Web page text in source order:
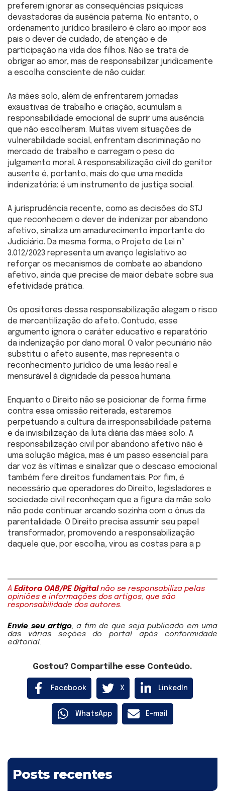
preferem ignorar as consequências psíquicas
devastadoras da ausência paterna. No entanto, o
ordenamento jurídico brasileiro é claro ao impor aos
pais o dever de cuidado, de atenção e de
participação na vida dos filhos. Não se trata de
obrigar ao amor, mas de responsabilizar juridicamente
a escolha consciente de não cuidar.
As mães solo, além de enfrentarem jornadas
exaustivas de trabalho e criação, acumulam a
responsabilidade emocional de suprir uma ausência
que não escolheram. Muitas vivem situações de
vulnerabilidade social, enfrentam discriminação no
mercado de trabalho e carregam o peso do
julgamento moral. A responsabilização civil do genitor
ausente é, portanto, mais do que uma medida
indenizatória: é um instrumento de justiça social.
A jurisprudência recente, como as decisões do STJ
que reconhecem o dever de indenizar por abandono
afetivo, sinaliza um amadurecimento importante do
Judiciário. Da mesma forma, o Projeto de Lei nº
3.012/2023 representa um avanço legislativo ao
reforçar os mecanismos de combate ao abandono
afetivo, ainda que precise de maior debate sobre sua
efetividade prática.
Os opositores dessa responsabilização alegam o risco
de mercantilização do afeto. Contudo, esse
argumento ignora o caráter educativo e reparatório
da indenização por dano moral. O valor pecuniário não
substitui o afeto ausente, mas representa o
reconhecimento jurídico de uma lesão real e
mensurável à dignidade da pessoa humana.
Enquanto o Direito não se posicionar de forma firme
contra essa omissão reiterada, estaremos
perpetuando a cultura da irresponsabilidade paterna
e da invisibilização da luta diária das mães solo. A
responsabilização civil por abandono afetivo não é
uma solução mágica, mas é um passo essencial para
dar voz às vítimas e sinalizar que o descaso emocional
também fere direitos fundamentais. Por fim, é
necessário que operadores do Direito, legisladores e
sociedade civil reconheçam que a figura da mãe solo
não pode continuar arcando sozinha com o ônus da
parentalidade. O Direito precisa assumir seu papel
transformador, promovendo a responsabilização
daquele que, por escolha, virou as costas para a p
A Editora OAB/PE Digitalnão se responsabiliza pelas
opiniões e informações dos artigos, que são
responsabilidade dos autores.
Envie seu artigo, a fim de que seja publicado em uma
das várias seções do portal após conformidade
editorial.
Gostou? Compartilhe esse Conteúdo.
Facebook X LinkedIn
WhatsApp E-mail
Posts recentes